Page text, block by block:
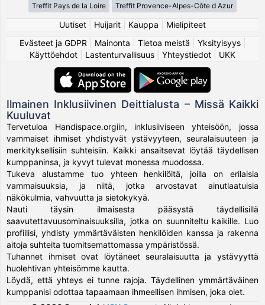
Treffit Pays de la Loire Treffit Provence-Alpes-Côte d Azur
Uutiset Huijarit Kauppa
Mielipiteet
Evästeet ja GDPR
Mainonta Tietoa meistä Yksityisyys|
Käyttöehdot
Lastenturvallisuus Yhteystiedot UKK
Ilmainen Inklusiivinen Deittialusta – Missä Kaikki
Kuuluvat
Tervetuloa Handispace.orgiin, inklusiiviseen yhteisöön, jossa
vammaiset ihmiset yhdistyvät ystävyyteen, seuralaisuuteen ja
merkityksellisiin suhteisiin. Kaikki ansaitsevat löytää täydellisen
kumppaninsa, ja kyvyt tulevat monessa muodossa.
Tukeva alustamme tuo yhteen henkilöitä, joilla on erilaisia
vammaisuuksia, ja niitä, jotka arvostavat ainutlaatuisia
näkökulmia, vahvuutta ja sietokykyä.
Nauti täysin ilmaisesta pääsystä täydellisillä
saavutettavuusominaisuuksilla, jotka on suunniteltu kaikille. Luo
profiilisi, yhdisty ymmärtäväisten henkilöiden kanssa ja rakenna
aitoja suhteita tuomitsemattomassa ympäristössä.
Tuhannet ihmiset ovat löytäneet seuralaisuutta ja ystävyyttä
huolehtivan yhteisömme kautta.
Löydä, että yhteys ei tunne rajoja. Täydellinen ymmärtäväinen
kumppanisi odottaa tapaamaan ihmeellisen ihmisen, joka olet.